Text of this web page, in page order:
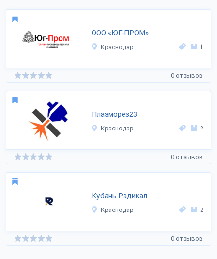
ООО «ЮГ-ПРОМ»
Краснодар 1
0 отзывов
Плазморез23
Краснодар 2
0 отзывов
Кубань Радикал
Краснодар 2
0 отзывов